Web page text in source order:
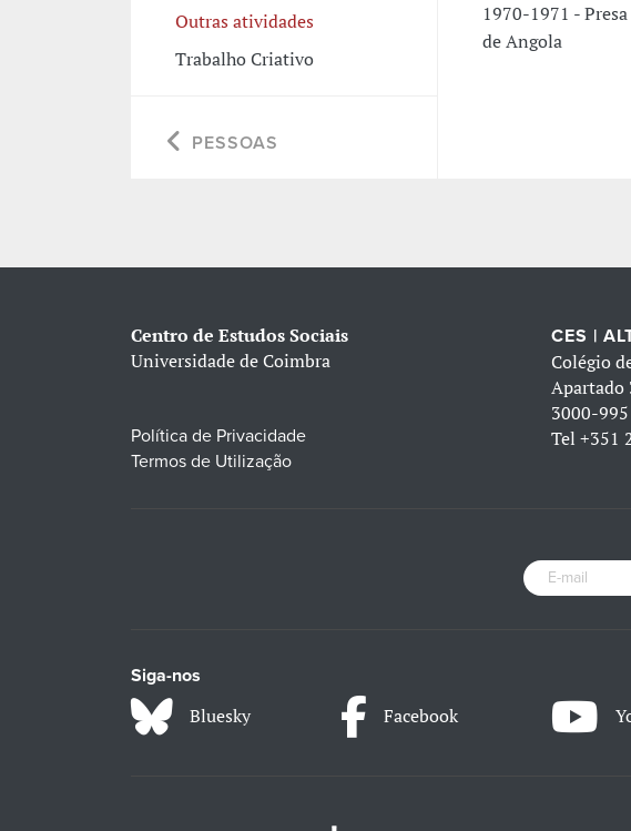
Outras atividades
Trabalho Criativo
PESSOAS
1970-1971 -
de Angola
Centro de Estudos Sociais
Universidade de Coimbra
Política de Privacidade
Termos de Utilização
CES |
Colégio
Apartado
3000-
Tel+351
Siga-nos
Bluesky Facebook